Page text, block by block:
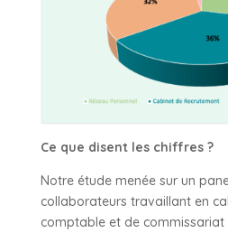
Ce que disent les chiffres ?
Notre étude menée sur un
collaborateurs travaillant en
comptable et de